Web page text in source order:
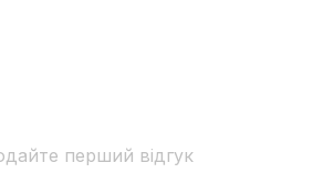
перший відгук